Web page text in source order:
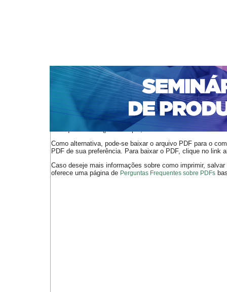
CAPA SOBRE ACESSO
NOTÍCIAS
PORTAL DE REVISTAS DA UNIFACS
v. 18 (2019) Moreira
O arquivo PDF selecionado deve ser carregado no
de arquivos PDF (por exemplo, uma versão atual do
Como alternativa, pode-se baixar o arquivo PDF para o
PDF de sua preferência. Para baixar o PDF, clique no link
Caso deseje mais informações sobre como imprimir,
oferece uma página de Perguntas Frequentes sobre PDFs